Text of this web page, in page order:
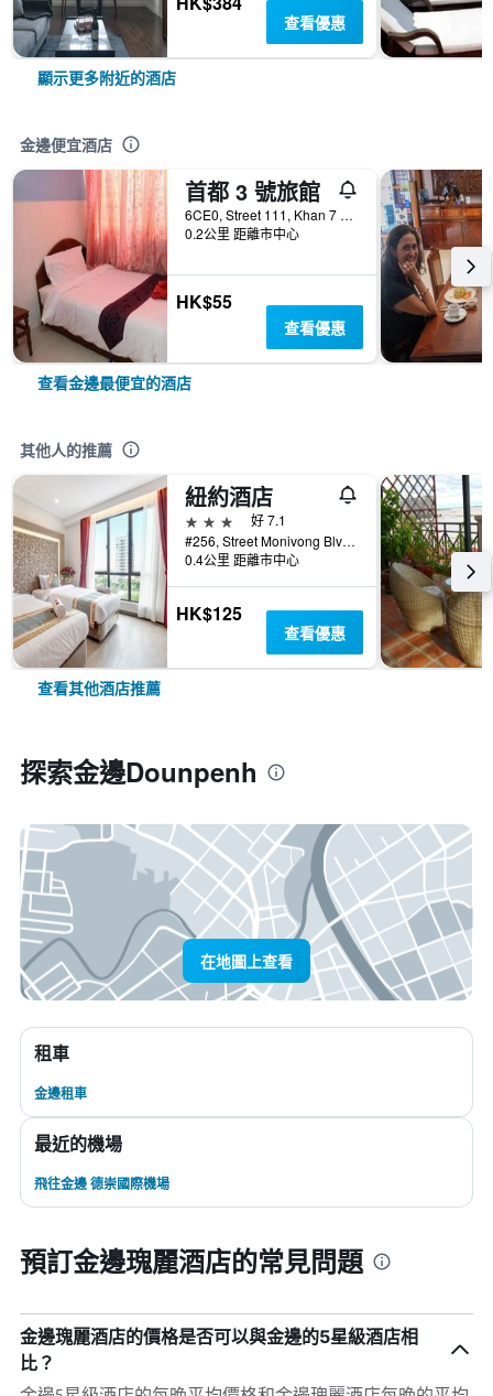
查看優惠
顯示更多附近的酒店
金邊便宜酒店
首都 3 號旅館
6CE0, Street 111, Khan 7 Makara, 金邊, 柬埔寨
0.2公里 距離市中心
HK$55
查看優惠
查看金邊最便宜的酒店
其他人的推薦
紐約酒店
3星級
好 7.1
#256, Street Monivong Blvd, Sangkat Boeung Raing, 金邊, 柬埔寨
0.4公里 距離市中心
HK$125
查看優惠
查看其他酒店推薦
探索金邊Dounpenh
在地圖上查看
租車
金邊租車
最近的機場
飛往金邊 德崇國際機場
預訂金邊瑰麗酒店的常見問題
金邊瑰麗酒店的價格是否可以與金邊的5星級酒店相
比？